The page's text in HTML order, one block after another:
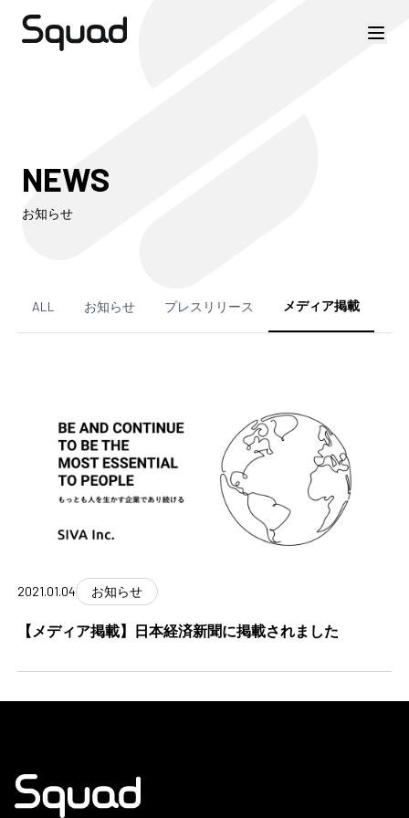
NEWS
お知らせ
ALL お知らせ プレスリリース メディア掲載
2021.01.04 お知らせ
【メディア掲載】日本経済新聞に掲載されました